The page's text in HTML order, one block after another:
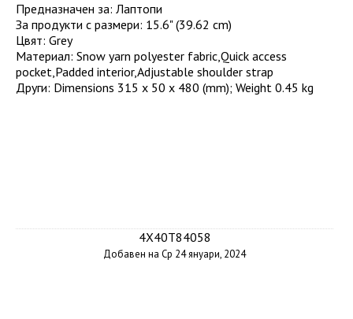
Предназначен за: Лаптопи
За продукти с размери: 15.6" (39.62 cm)
Цвят: Grey
Материал: Snow yarn polyester fabric,Quick access
pocket,Padded interior,Adjustable shoulder strap
Други: Dimensions 315 x 50 x 480 (mm); Weight 0.45 kg
4X40T84058
Добавен на Ср 24 януари, 2024